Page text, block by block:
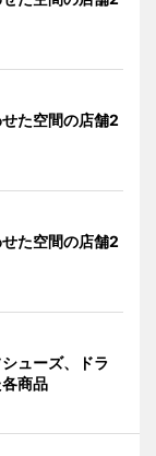
た空間の店舗2
た空間の店舗2
ューズ、ドラ
商品